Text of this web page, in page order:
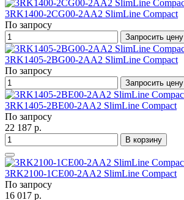
3RK1400-2CG00-2AA2 SlimLine Compact
По запросу
Запросить цену
3RK1405-2BG00-2AA2 SlimLine Compact
По запросу
Запросить цену
3RK1405-2BE00-2AA2 SlimLine Compact
По запросу
22 187 р.
В корзину
3RK2100-1CE00-2AA2 SlimLine Compact
По запросу
16 017 р.